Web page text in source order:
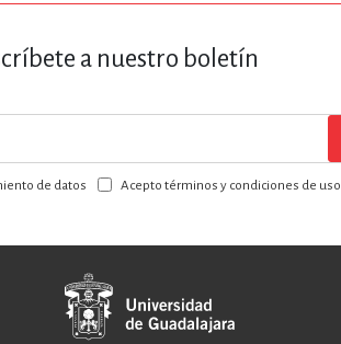
a nuestro boletín
de datos Acepto términos y condiciones de uso